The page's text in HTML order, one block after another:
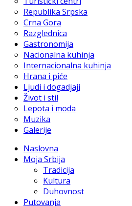
Republika Srpska
Crna Gora
Razglednica
Gastronomija
Nacionalna kuhinja
Internacionalna kuhinja
Hrana i piće
Ljudi i dogadjaji
Život i stil
Lepota i moda
Muzika
Galerije
Naslovna
Moja Srbija
Tradicija
Kultura
Duhovnost
Putovanja